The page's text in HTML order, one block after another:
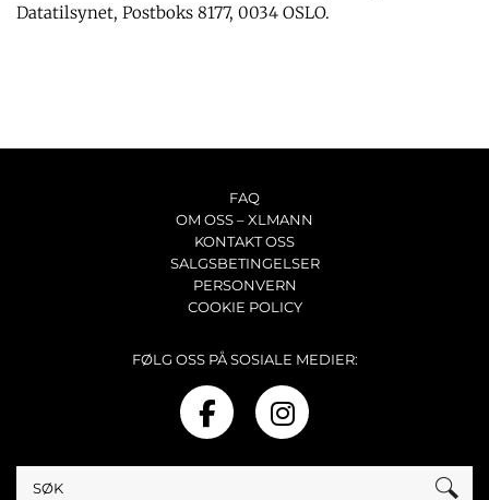
Datatilsynet, Postboks 8177, 0034 OSLO.
FAQ
OM OSS – XLMANN
KONTAKT OSS
SALGSBETINGELSER
PERSONVERN
COOKIE POLICY
FØLG OSS PÅ SOSIALE MEDIER: